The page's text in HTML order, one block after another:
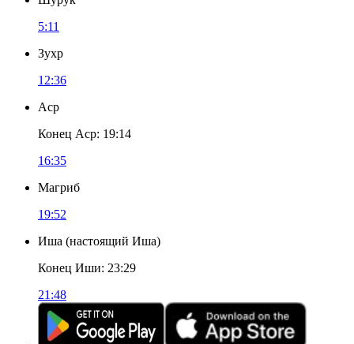
5:11
Зухр
12:36
Аср
Конец Аср: 19:14
16:35
Магриб
19:52
Иша (настоящий Иша)
Конец Иши: 23:29
21:48